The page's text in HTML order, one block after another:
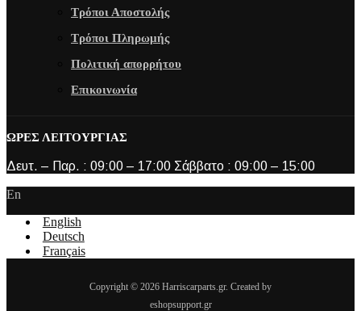
Τρόποι Αποστολής
Τρόποι Πληρωμής
Πολιτική απορρήτου
Επικοινωνία
ΩΡΕΣ ΛΕΙΤΟΥΡΓΙΑΣ
Δευτ. – Παρ. : 09:00 – 17:00 Σάββατο : 09:00 – 15:00
En
English
Deutsch
Français
Copyright © 2026 Harriscarparts.gr. Created by
eshopsupport.gr